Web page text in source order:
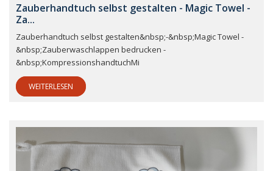
Zauberhandtuch selbst gestalten - Magic Towel -
Za...
Zauberhandtuch selbst gestalten&nbsp;-&nbsp;Magic Towel -
&nbsp;Zauberwaschlappen bedrucken -
&nbsp;KompressionshandtuchMi
WEITERLESEN